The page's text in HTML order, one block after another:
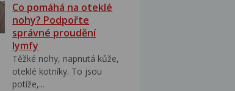
Co pomáhá na oteklé
nohy? Podpořte
správné proudění
lymfy
Těžké nohy, napnutá kůže,
oteklé kotníky. To jsou
potíže,...